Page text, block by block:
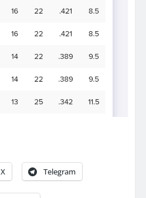
X Telegram